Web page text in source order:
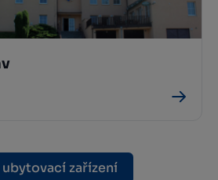
ubytovací zařízení